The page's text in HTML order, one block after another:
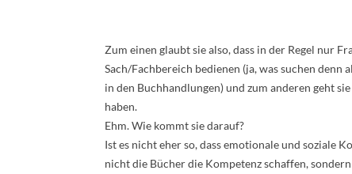
Zum einen glaubt sie also, dass in der Regel nur
Sach/Fachbereich bedienen (ja, was suchen denn
in den Buchhandlungen) und zum anderen geht
haben.
Ehm. Wie kommt sie darauf?
Ist es nicht eher so, dass emotionale und soziale
nicht die Bücher die Kompetenz schaffen,